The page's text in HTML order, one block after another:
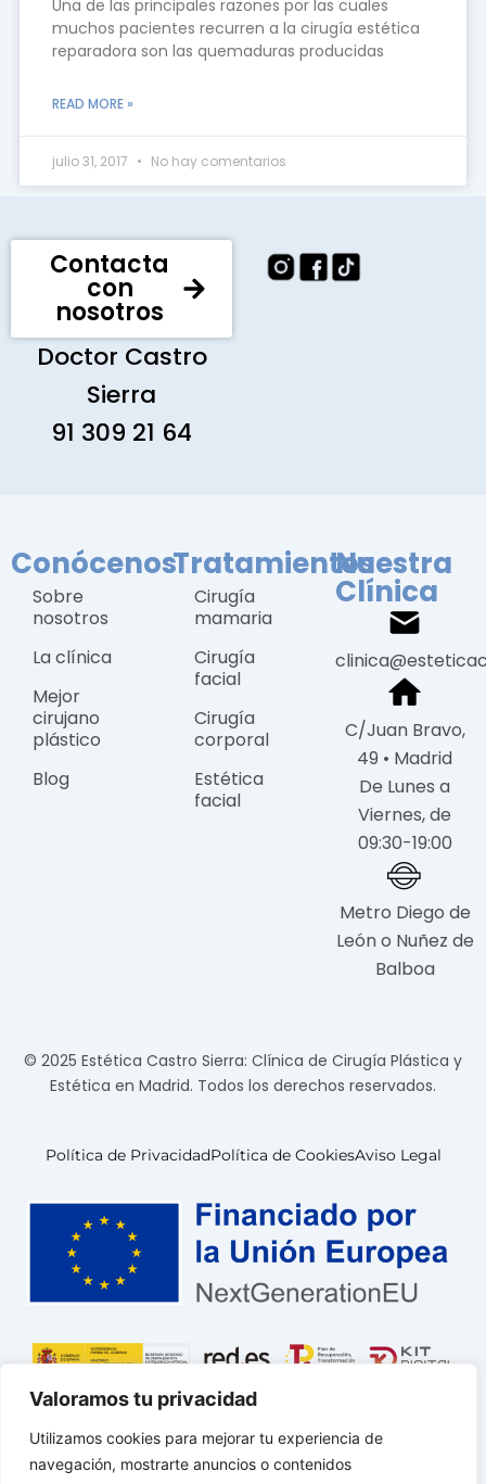
Valoramos tu privacidad
Utilizamos cookies para mejorar tu experiencia de
navegación, mostrarte anuncios o contenidos
Una de las principales razones por las cuales
muchos pacientes recurren a la cirugía estética
reparadora son las quemaduras producidas
READ MORE »
julio 31, 2017 No hay comentarios
Contacta
con
nosotros
Doctor Castro
Sierra
91 309 21 64
Conócenos
Sobre
nosotros
La clínica
Mejor
cirujano
plástico
Blog
Tratamientos
Cirugía
mamaria
Cirugía
facial
Cirugía
corporal
Estética
facial
Nuestra
Clínica
C/Juan Bravo,
49 • Madrid
De Lunes a
Viernes, de
09:30-19:00
Metro Diego de
León o Nuñez de
Balboa
© 2025 Estética Castro Sierra: Clínica de Cirugía Plástica y
Estética en Madrid. Todos los derechos reservados.
Política de PrivacidadPolítica de CookiesAviso Legal